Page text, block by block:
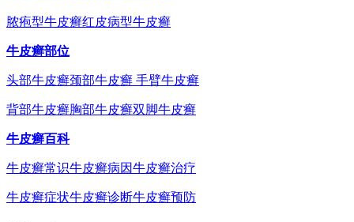
脓疱型牛皮癣红皮病型牛皮癣
牛皮癣部位
头部牛皮癣颈部牛皮癣 手臂牛皮癣
背部牛皮癣胸部牛皮癣双脚牛皮癣
牛皮癣百科
牛皮癣常识牛皮癣病因牛皮癣治疗
牛皮癣症状牛皮癣诊断牛皮癣预防